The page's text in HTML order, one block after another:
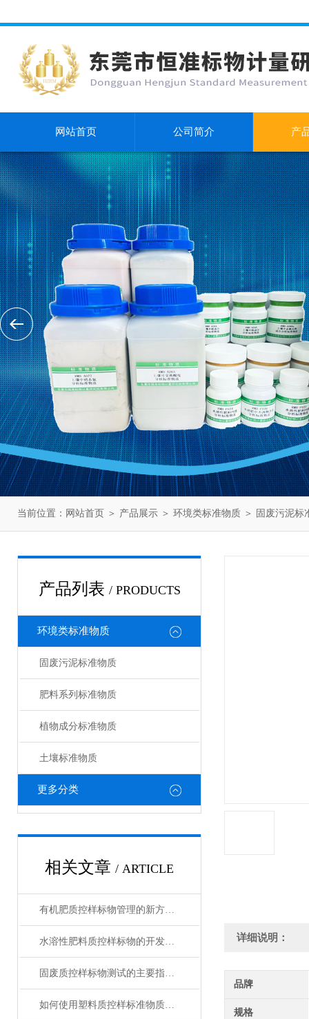
网站首页 公司简介 产
当前位置： 网站首页 ＞ 产品展示 ＞ 环境类标准物质 ＞ 固废污泥标
产品列表 / PRODUCTS
环境类标准物质
固废污泥标准物质
肥料系列标准物质
植物成分标准物质
土壤标准物质
更多分类
相关文章 / ARTICLE
有机肥质控样标物管理的新方法与新思路
水溶性肥料质控样标物的开发与标准化分析
固废质控样标物测试的主要指标及其意义
如何使用塑料质控样标准物质提高电子行业中产品质量
详细说明：
品牌
规格